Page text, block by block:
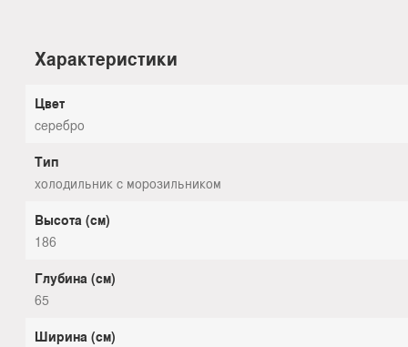
Характеристики
Цвет
серебро
Тип
холодильник с морозильником
Высота (см)
186
Глубина (см)
65
Ширина (см)